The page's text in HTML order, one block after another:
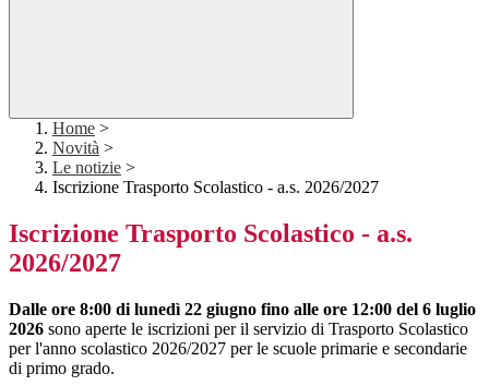
Home >
Novità >
Le notizie >
Iscrizione Trasporto Scolastico - a.s. 2026/2027
Iscrizione Trasporto Scolastico - a.s.
2026/2027
Dalle ore 8:00 di lunedì 22 giugno fino alle ore 12:00 del 6 luglio
2026 sono aperte le iscrizioni per il servizio di Trasporto Scolastico
per l'anno scolastico 2026/2027 per le scuole primarie e secondarie
di primo grado.